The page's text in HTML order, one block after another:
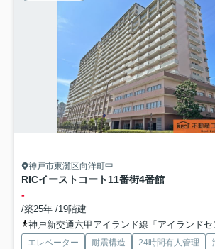
神戸市東灘区向洋町中
RICイーストコート11番街4番館
-
/築25年 /19階建
神戸新交通六甲アイランド線「アイランド
エレベーター 耐震構造 24時間有人管理